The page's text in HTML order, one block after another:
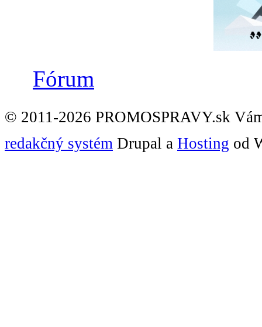
Fórum
© 2011-2026 PROMOSPRAVY.sk
redakčný systém Drupal a Hosting od